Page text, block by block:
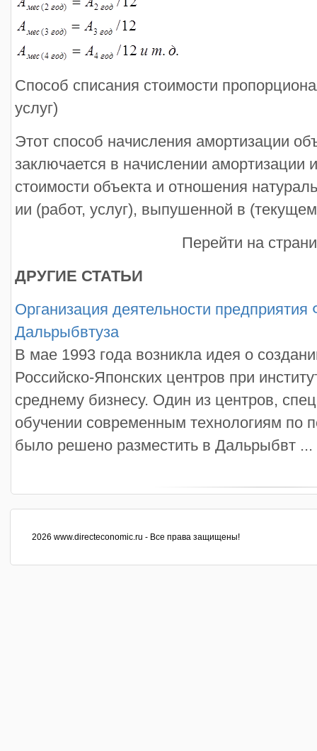
Способ списания стоимости
услуг)
Этот способ начисления амортизации
заключается в начислении амортизации
стоимости объекта и отношения
ии (работ, услуг), выпушенной в
Перейти на
ДРУГИЕ СТАТЬИ
Организация деятельности
Дальрыбвтуза
В мае 1993 года возникла идея о
Российско-Японских центров при
среднему бизнесу. Один из центров,
обучении современным технологиям по
было решено разместить в Дальрыбвт ...
2026 www.directeconomic.ru - Все права защищены!